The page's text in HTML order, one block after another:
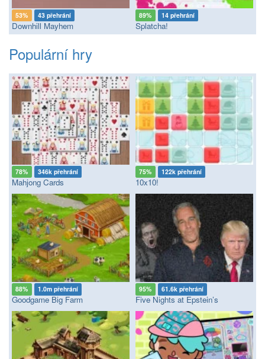
53% 43 přehrání
Downhill Mayhem
89% 14 přehrání
Splatcha!
Populární hry
78% 346k přehrání
Mahjong Cards
75% 122k přehrání
10x10!
88% 1.0m přehrání
Goodgame Big Farm
95% 61.6k přehrání
Five Nights at Epstein’s